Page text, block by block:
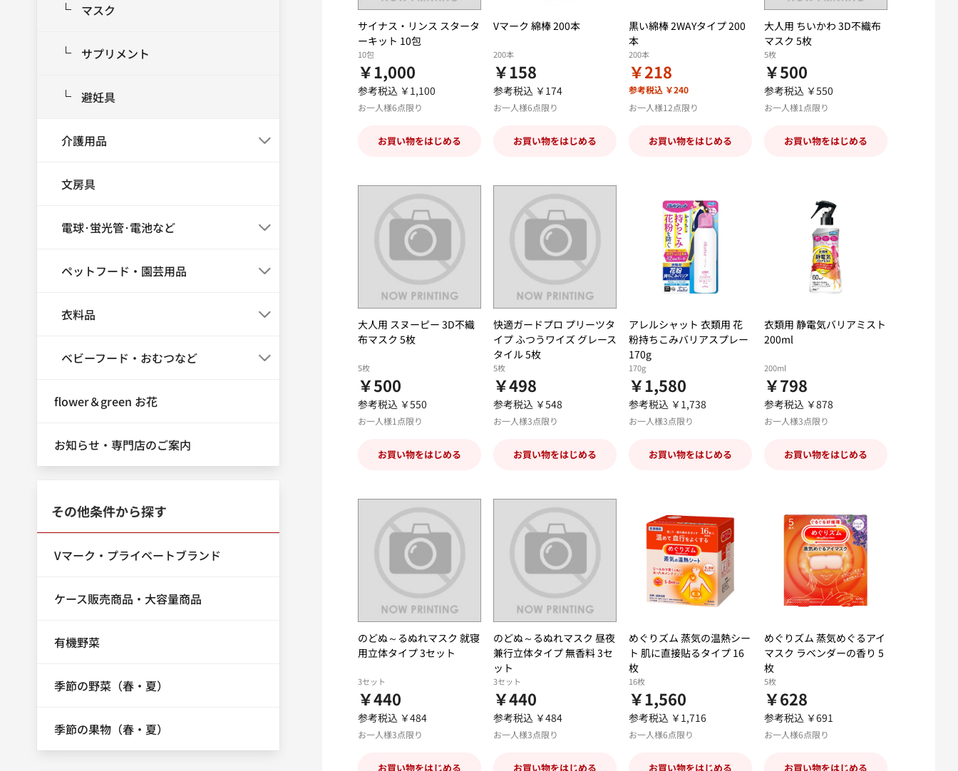
マスク
サプリメント
避妊具
介護用品
文房具
電球･蛍光管･電池など
ペットフード・園芸用品
衣料品
ベビーフード・おむつなど
flower＆green お花
お知らせ・専門店のご案内
その他条件から探す
Vマーク・プライベートブランド
ケース販売商品・大容量商品
有機野菜
季節の野菜（春・夏）
季節の果物（春・夏）
サイナス・リンス スタータ
ーキット 10包
10包
￥1,000
参考税込 ￥1,100
お一人様6点限り
お買い物をはじめる
Vマーク 綿棒 200本
200本
￥158
参考税込 ￥174
お一人様6点限り
お買い物をはじめる
黒い綿棒 2WAYタイプ 200
本
200本
￥218
参考税込 ￥240
お一人様12点限り
お買い物をはじめる
大人用 ちいかわ 3D不織布
マスク 5枚
5枚
￥500
参考税込 ￥550
お一人様1点限り
お買い物をはじめる
大人用 スヌーピー 3D不織
布マスク 5枚
5枚
￥500
参考税込 ￥550
お一人様1点限り
お買い物をはじめる
快適ガードプロ プリーツタ
イプ ふつうワイズ グレース
タイル 5枚
5枚
￥498
参考税込 ￥548
お一人様3点限り
お買い物をはじめる
アレルシャット 衣類用 花
粉持ちこみバリアスプレー
170g
170g
￥1,580
参考税込 ￥1,738
お一人様3点限り
お買い物をはじめる
衣類用 静電気バリアミスト
200ml
200ml
￥798
参考税込 ￥878
お一人様3点限り
お買い物をはじめる
のどぬ～るぬれマスク 就寝
用立体タイプ 3セット
3セット
￥440
参考税込 ￥484
お一人様3点限り
お買い物をはじめる
のどぬ～るぬれマスク 昼夜
兼行立体タイプ 無香料 3セ
ット
3セット
￥440
参考税込 ￥484
お一人様3点限り
お買い物をはじめる
めぐりズム 蒸気の温熱シー
ト 肌に直接貼るタイプ 16
枚
16枚
￥1,560
参考税込 ￥1,716
お一人様6点限り
お買い物をはじめる
めぐりズム 蒸気めぐるアイ
マスク ラベンダーの香り 5
枚
5枚
￥628
参考税込 ￥691
お一人様6点限り
お買い物をはじめる